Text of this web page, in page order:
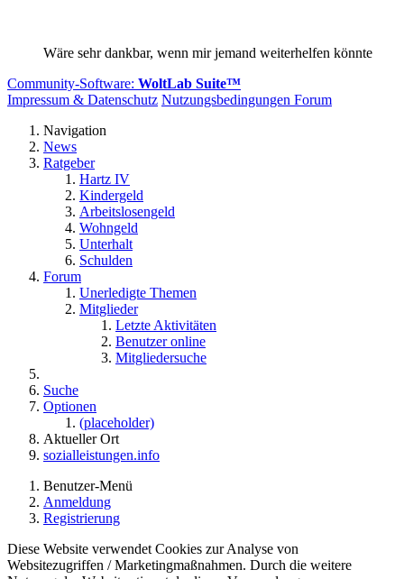
Wäre sehr dankbar, wenn mir jemand weiterhelfen könnte
Community-Software: WoltLab Suite™
Impressum & Datenschutz Nutzungsbedingungen Forum
Navigation
News
Ratgeber
Hartz IV
Kindergeld
Arbeitslosengeld
Wohngeld
Unterhalt
Schulden
Forum
Unerledigte Themen
Mitglieder
Letzte Aktivitäten
Benutzer online
Mitgliedersuche
Suche
Optionen
(placeholder)
Aktueller Ort
sozialleistungen.info
Benutzer-Menü
Anmeldung
Registrierung
Diese Website verwendet Cookies zur Analyse von
Websitezugriffen / Marketingmaßnahmen. Durch die weitere